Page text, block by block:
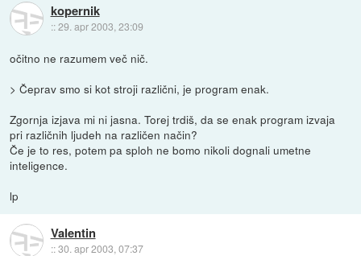
kopernik
::29. apr 2003, 23:09
očitno ne razumem več nič.
> Čeprav smo si kot stroji različni, je program enak.
Zgornja izjava mi ni jasna. Torej trdiš, da se enak program izvaja
pri različnih ljudeh na različen način?
Če je to res, potem pa sploh ne bomo nikoli dognali umetne
inteligence.
lp
Valentin
::30. apr 2003, 07:37